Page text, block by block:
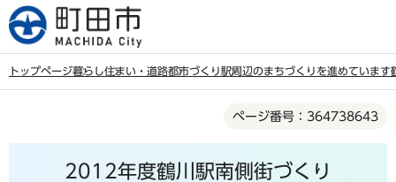
こ
の
トップページ暮らし住まい・道路都市づくり 駅周辺のまちづくりを進めています
ページ番号：364738643
2012年度鶴川駅南側街づくり